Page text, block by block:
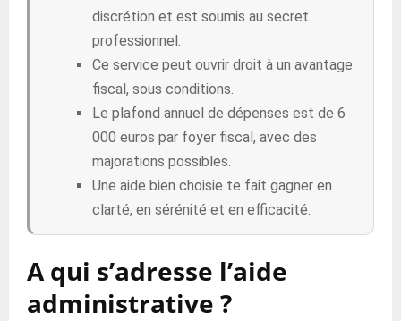
discrétion et est soumis au secret
professionnel.
Ce service peut ouvrir droit à un avantage
fiscal, sous conditions.
Le plafond annuel de dépenses est de 6
000 euros par foyer fiscal, avec des
majorations possibles.
Une aide bien choisie te fait gagner en
clarté, en sérénité et en efficacité.
A qui s’adresse l’aide
administrative ?